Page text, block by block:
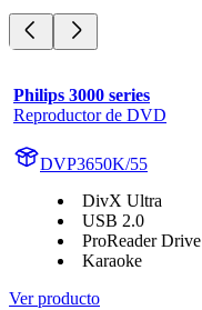
Philips 3000 series
Reproductor de DVD
DVP3650K/55
DivX Ultra
USB 2.0
ProReader Drive
Karaoke
Ver producto